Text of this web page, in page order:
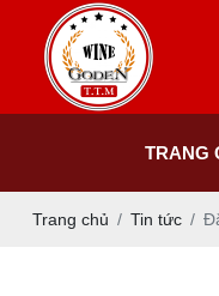
TRANG
Trang chủ Tin tức